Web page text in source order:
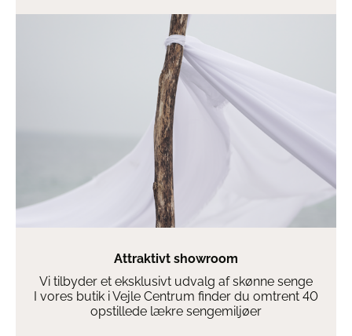
Attraktivt showroom
Vi tilbyder et eksklusivt udvalg af skønne senge
I vores butik i Vejle Centrum finder du omtrent 40
opstillede lækre sengemiljøer